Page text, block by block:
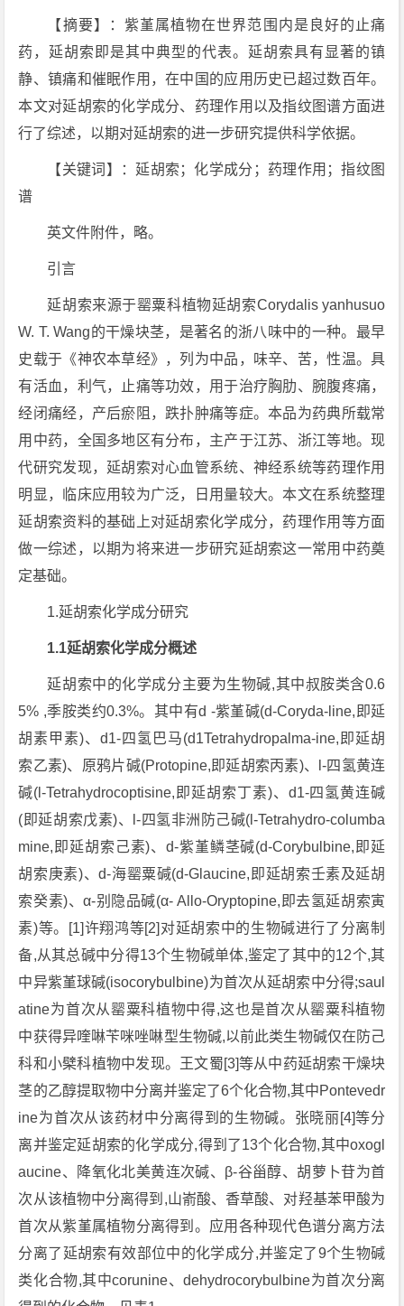
【摘要】：紫堇属植物在世界范围内是良好的止痛
药，延胡索即是其中典型的代表。延胡索具有显著的镇
静、镇痛和催眠作用，在中国的应用历史已超过数百年。
本文对延胡索的化学成分、药理作用以及指纹图谱方面进
行了综述，以期对延胡索的进一步研究提供科学依据。
【关键词】：延胡索；化学成分；药理作用；指纹图
谱
英文件附件，略。
引言
延胡索来源于罂粟科植物延胡索Corydalis yanhusuo
W. T. Wang的干燥块茎，是著名的浙八味中的一种。最早
史载于《神农本草经》，列为中品，味辛、苦，性温。具
有活血，利气，止痛等功效，用于治疗胸肋、腕腹疼痛，
经闭痛经，产后瘀阻，跌扑肿痛等症。本品为药典所载常
用中药，全国多地区有分布，主产于江苏、浙江等地。现
代研究发现，延胡索对心血管系统、神经系统等药理作用
明显，临床应用较为广泛，日用量较大。本文在系统整理
延胡索资料的基础上对延胡索化学成分，药理作用等方面
做一综述，以期为将来进一步研究延胡索这一常用中药奠
定基础。
1.延胡索化学成分研究
1.1延胡索化学成分概述
延胡索中的化学成分主要为生物碱,其中叔胺类含0.6
5% ,季胺类约0.3%。其中有d -紫堇碱(d-Coryda-line,即延
胡素甲素)、d1-四氢巴马(d1Tetrahydropalma-ine,即延胡
索乙素)、原鸦片碱(Protopine,即延胡索丙素)、l-四氢黄连
碱(l-Tetrahydrocoptisine,即延胡索丁素)、d1-四氢黄连碱
(即延胡索戊素)、l-四氢非洲防己碱(l-Tetrahydro-columba
mine,即延胡索己素)、d-紫堇鳞茎碱(d-Corybulbine,即延
胡索庚素)、d-海罂粟碱(d-Glaucine,即延胡索壬素及延胡
索癸素)、α-别隐品碱(α- Allo-Oryptopine,即去氢延胡索寅
素)等。[1]许翔鸿等[2]对延胡索中的生物碱进行了分离制
备,从其总碱中分得13个生物碱单体,鉴定了其中的12个,其
中异紫堇球碱(isocorybulbine)为首次从延胡索中分得;saul
atine为首次从罂粟科植物中得,这也是首次从罂粟科植物
中获得异喹啉苄咪唑啉型生物碱,以前此类生物碱仅在防己
科和小檗科植物中发现。王文蜀[3]等从中药延胡索干燥块
茎的乙醇提取物中分离并鉴定了6个化合物,其中Pontevedr
ine为首次从该药材中分离得到的生物碱。张晓丽[4]等分
离并鉴定延胡索的化学成分,得到了13个化合物,其中oxogl
aucine、降氧化北美黄连次碱、β-谷甾醇、胡萝卜苷为首
次从该植物中分离得到,山嵛酸、香草酸、对羟基苯甲酸为
首次从紫堇属植物分离得到。应用各种现代色谱分离方法
分离了延胡索有效部位中的化学成分,并鉴定了9个生物碱
类化合物,其中corunine、dehydrocorybulbine为首次分离